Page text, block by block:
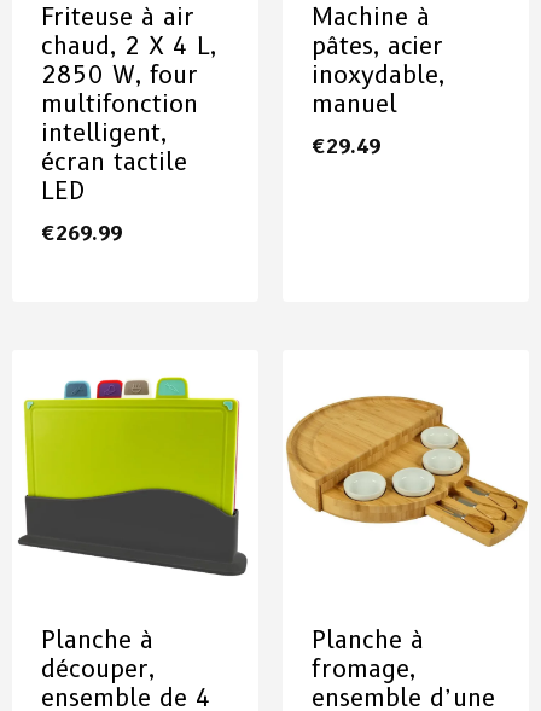
Friteuse à air
chaud, 2 X 4 L,
2850 W, four
multifonction
intelligent,
écran tactile
LED
€269.99
Machine à
pâtes, acier
inoxydable,
manuel
€29.49
Planche à
découper,
ensemble de 4
Planche à
fromage,
ensemble d’une